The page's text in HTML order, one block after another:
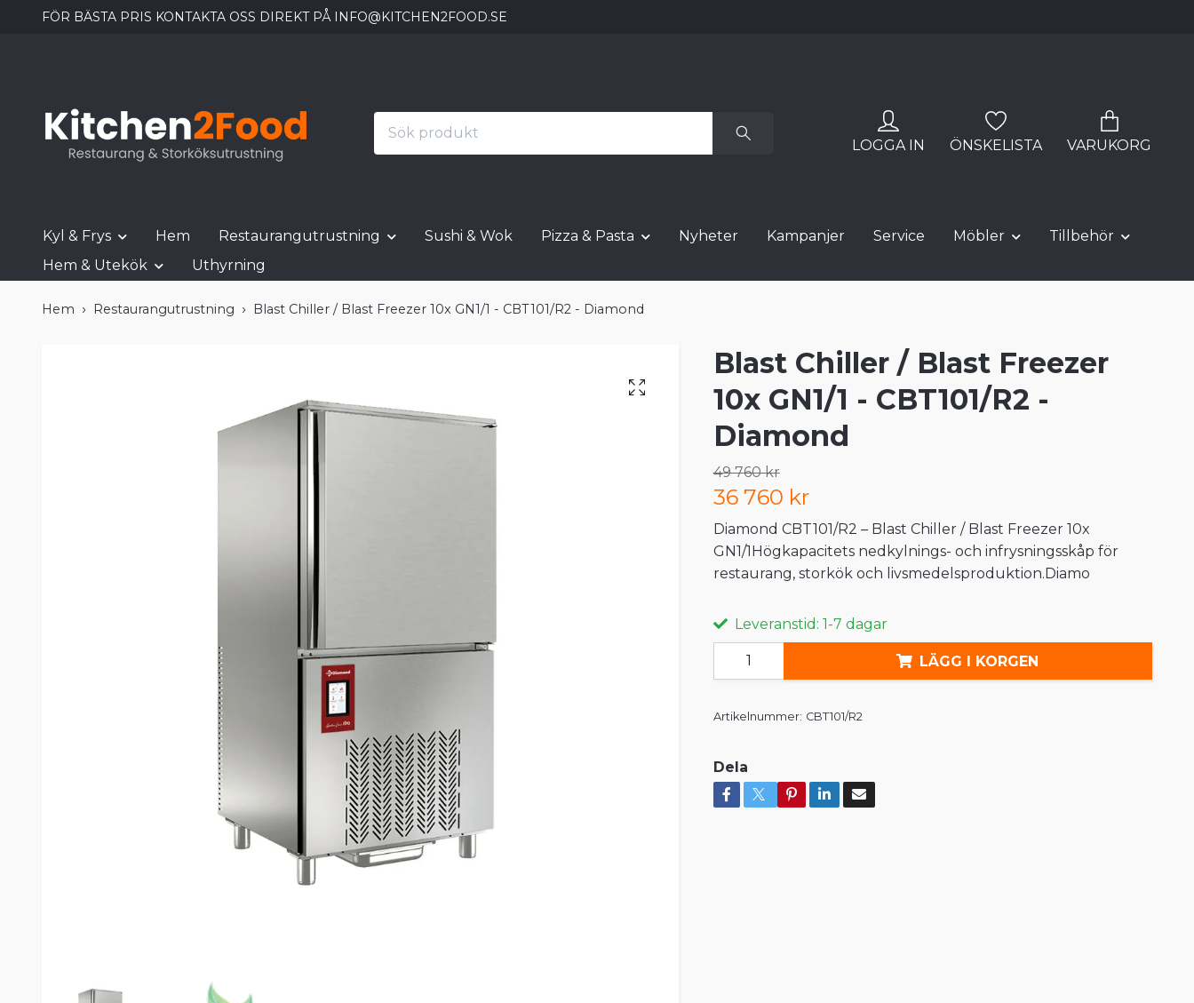
FÖR BÄSTA PRIS KONTAKTA OSS DIREKT PÅ INFO@KITCHEN2FOOD.SE
LOGGA IN ÖNSKELISTA VARUKORG
Kyl & Frys Hem Restaurangutrustning Sushi & Wok Pizza & Pasta Nyheter Kampanjer Service Möbler
Tillbehör
Hem & Utekök
Uthyrning
Hem Restaurangutrustning Blast Chiller / Blast Freezer 10x GN1/1 - CBT101/R2 - Diamond
Blast Chiller / Blast Freezer
10x GN1/1 - CBT101/R2 -
Diamond
49 760 kr
36 760 kr
Diamond CBT101/R2 – Blast Chiller / Blast Freezer 10x
GN1/1Högkapacitets nedkylnings- och infrysningsskåp för
restaurang, storkök och livsmedelsproduktion.Diamo
Leveranstid: 1-7 dagar
LÄGG I KORGEN
Artikelnummer: CBT101/R2
Dela